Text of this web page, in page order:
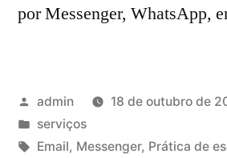
por Messenger, WhatsApp,
Publicado
por
admin
18 de outubro de
Publicado
em
serviços
Tags:
Email, Messenger, Prática de